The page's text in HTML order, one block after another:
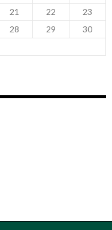
21 22
23
28 29
30